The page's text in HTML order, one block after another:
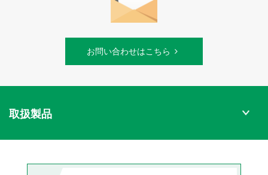
お問い合わせはこちら
取扱製品